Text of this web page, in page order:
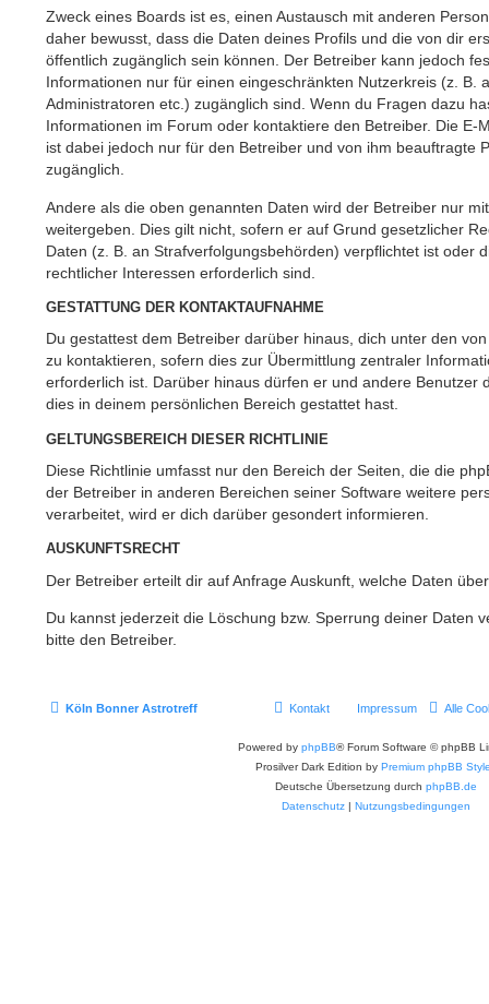
Zweck eines Boards ist es, einen Austausch mit anderen
daher bewusst, dass die Daten deines Profils und die von dir
öffentlich zugänglich sein können. Der Betreiber kann jedoch
Informationen nur für einen eingeschränkten Nutzerkreis (z. B.
Administratoren etc.) zugänglich sind. Wenn du Fragen dazu
Informationen im Forum oder kontaktiere den Betreiber. Die E-
ist dabei jedoch nur für den Betreiber und von ihm beauftragte
zugänglich.
Andere als die oben genannten Daten wird der Betreiber nur
weitergeben. Dies gilt nicht, sofern er auf Grund gesetzlicher
Daten (z. B. an Strafverfolgungsbehörden) verpflichtet ist oder
rechtlicher Interessen erforderlich sind.
GESTATTUNG DER KONTAKTAUFNAHME
Du gestattest dem Betreiber darüber hinaus, dich unter den
zu kontaktieren, sofern dies zur Übermittlung zentraler
erforderlich ist. Darüber hinaus dürfen er und andere Benutzer
dies in deinem persönlichen Bereich gestattet hast.
GELTUNGSBEREICH DIESER RICHTLINIE
Diese Richtlinie umfasst nur den Bereich der Seiten, die die
der Betreiber in anderen Bereichen seiner Software weitere
verarbeitet, wird er dich darüber gesondert informieren.
AUSKUNFTSRECHT
Der Betreiber erteilt dir auf Anfrage Auskunft, welche Daten
Du kannst jederzeit die Löschung bzw. Sperrung deiner Daten
bitte den Betreiber.
Köln Bonner Astrotreff Alle
Impressum
Kontakt
Powered by phpBB® Forum Software © phpBB
Prosilver Dark Edition by Premium phpBB
Deutsche Übersetzung durch phpBB.de
Datenschutz
Nutzungsbedingungen